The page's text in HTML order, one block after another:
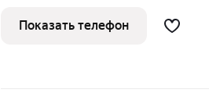
кухня с бытовой техникой, две
санузел. В
Показать телефон